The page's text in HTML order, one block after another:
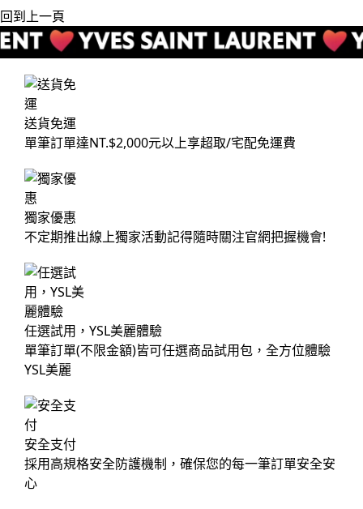
回到上一頁
送貨免運
單筆訂單達NT.$2,000元以上享超取/宅配免運費
獨家優惠
不定期推出線上獨家活動記得隨時關注官網把握機會!
任選試用，YSL美麗體驗
單筆訂單(不限金額)皆可任選商品試用包，全方位體驗
YSL美麗
安全支付
採用高規格安全防護機制，確保您的每一筆訂單安全安
心